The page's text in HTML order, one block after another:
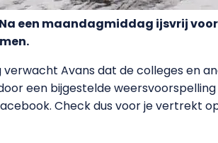
een maandagmiddag ijsvrij
Avans dat de colleges en
een bijgestelde
Check dus voor je vertrekt